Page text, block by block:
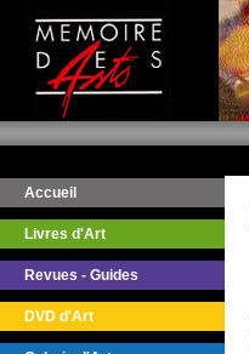
Accueil
Livres d'Art
Revues - Guides
DVD d'Art